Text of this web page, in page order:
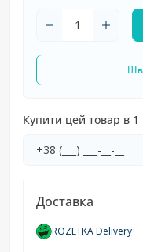
Купити цей товар в 1
Доставка
ROZETKA Delivery